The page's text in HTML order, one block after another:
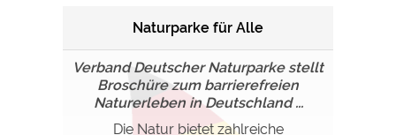
Naturparke für Alle
Verband Deutscher Naturparke stellt
Broschüre zum barrierefreien
Naturerleben in Deutschland ...
Die Natur bietet zahlreiche